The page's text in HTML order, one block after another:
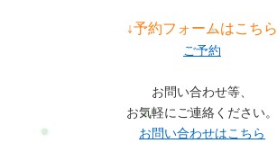
↓予約フォームはこちら
ご予約
お問い合わせ等、
お気軽にご連絡ください。
お問い合わせはこちら